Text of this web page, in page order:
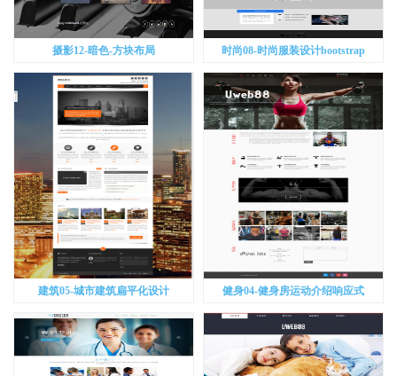
摄影12-暗色-方块布局 时尚08-时尚服装设计bootstrap
建筑05-城市建筑扁平化设计 健身04-健身房运动介绍响应式